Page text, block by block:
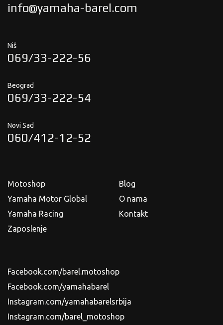
info@yamaha-barel.com
Niš
069/33-222-56
Beograd
069/33-222-54
Novi Sad
060/412-12-52
Motoshop
Yamaha Motor Global
Yamaha Racing
Zaposlenje
Blog
O nama
Kontakt
Facebook.com/barel.motoshop
Facebook.com/yamahabarel
Instagram.com/yamahabarelsrbija
Instagram.com/barel_motoshop